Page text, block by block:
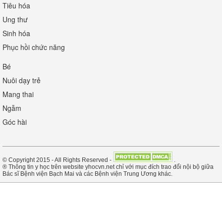
Tiêu hóa
Ung thư
Sinh hóa
Phục hồi chức năng
Bé
Nuôi dạy trẻ
Mang thai
Ngẫm
Góc hài
© Copyright 2015 - All Rights Reserved -
.
® Thông tin y học trên website yhocvn.net chỉ với mục đích trao đổi nội bộ giữa
Bác sĩ Bệnh viện Bạch Mai và các Bệnh viện Trung Ương khác.